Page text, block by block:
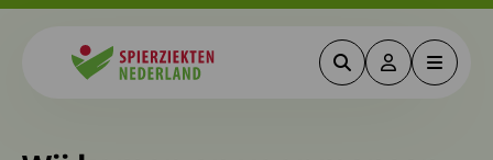
ZoekenDeze link
Menu